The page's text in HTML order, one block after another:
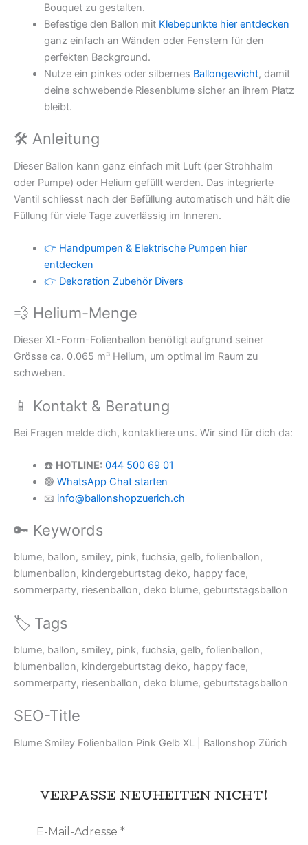
Bouquet zu gestalten.
Befestige den Ballon mit Klebepunkte hier entdecken
ganz einfach an Wänden oder Fenstern für den
perfekten Background.
Nutze ein pinkes oder silbernes Ballongewicht, damit
deine schwebende Riesenblume sicher an ihrem Platz
bleibt.
🛠 Anleitung
Dieser Ballon kann ganz einfach mit Luft (per Strohhalm
oder Pumpe) oder Helium gefüllt werden. Das integrierte
Ventil schliesst nach der Befüllung automatisch und hält die
Füllung für viele Tage zuverlässig im Inneren.
👉 Handpumpen & Elektrische Pumpen hier
entdecken
👉 Dekoration Zubehör Divers
💨 Helium-Menge
Dieser XL-Form-Folienballon benötigt aufgrund seiner
Grösse ca. 0.065 m³ Helium, um optimal im Raum zu
schweben.
📱 Kontakt & Beratung
Bei Fragen melde dich, kontaktiere uns. Wir sind für dich da:
☎️ HOTLINE: 044 500 69 01
🟢 WhatsApp Chat starten
📧 info@ballonshopzuerich.ch
🔑 Keywords
blume, ballon, smiley, pink, fuchsia, gelb, folienballon,
blumenballon, kindergeburtstag deko, happy face,
sommerparty, riesenballon, deko blume, geburtstagsballon
🏷️ Tags
blume, ballon, smiley, pink, fuchsia, gelb, folienballon,
blumenballon, kindergeburtstag deko, happy face,
sommerparty, riesenballon, deko blume, geburtstagsballon
SEO-Title
Blume Smiley Folienballon Pink Gelb XL | Ballonshop Zürich
VERPASSE NEUHEITEN NICHT!